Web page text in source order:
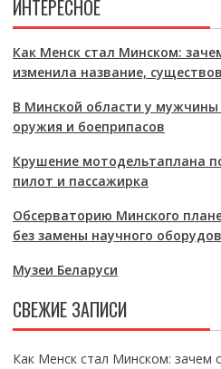
ИНТЕРЕСНОЕ
Как Менск стал Минском:
изменила название,
В Минской области у
оружия и боеприпасов
Крушение мотодельтаплана
пилот и пассажирка
Обсерваторию Минского
без замены научного
Музеи Беларуси
СВЕЖИЕ ЗАПИСИ
Как Менск стал Минском: зачем